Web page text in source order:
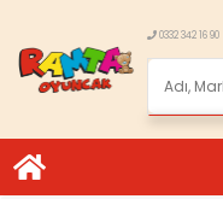
0332 342 16 90